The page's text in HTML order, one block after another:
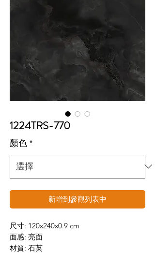
1224TRS-770
顏色*
新增到參觀列表中
尺寸: 120x240x0.9 cm
面感: 亮面
材質: 石英